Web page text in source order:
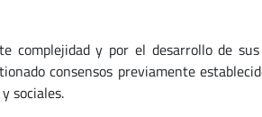
complejidad y por el desarrollo de
consensos previamente
sociales.